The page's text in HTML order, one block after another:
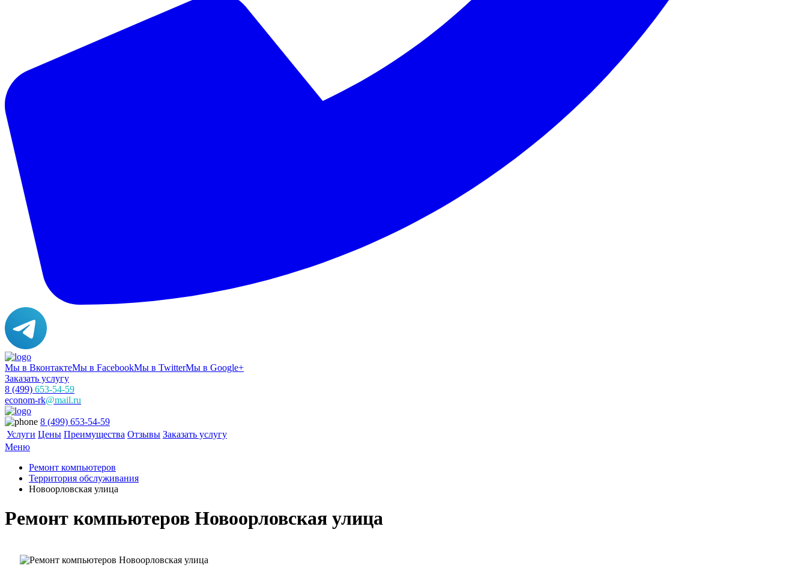
Мы в ВконтактеМы в FacebookМы в TwitterМы в Google+
Заказать услугу
8 (499) 653-54-59
econom-rk@mail.ru
8 (499) 653-54-59
Услуги Цены Преимущества Отзывы Заказать услугу
Меню
Ремонт компьютеров
Территория обслуживания
Новоорловская улица
Ремонт компьютеров Новоорловская улица